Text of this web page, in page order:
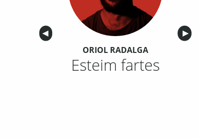
Anterior
◀︎ ▶︎
ORIOL RADALGA
Esteim fartes